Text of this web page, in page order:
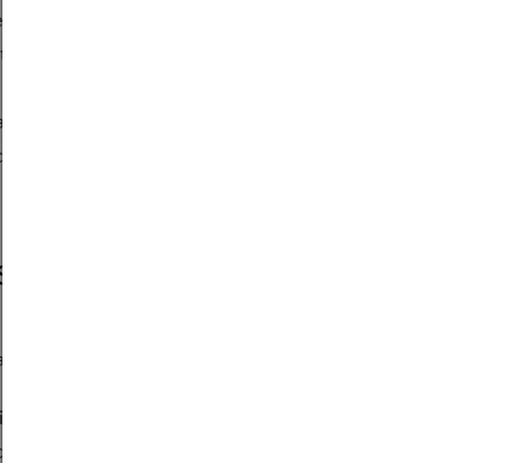
qualité porte la mention 'pur beurre de cacao", ou
inscrite dans la liste des ingrédients, d'où l'importance de
végétales, on trouve la mention "contient des
Cet ajout est désapprouvé par les artisans
13 catégories
en profondeur dans
définit très précisément les caractéristiques des
(appelé parfois "chocolat à croquer") doit renfermer